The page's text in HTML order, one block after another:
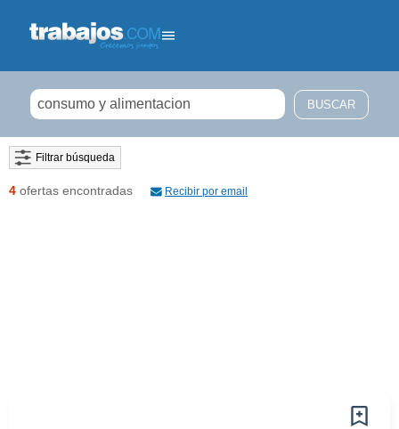
Filtrar búsqueda
4 ofertas encontradas Recibir por email